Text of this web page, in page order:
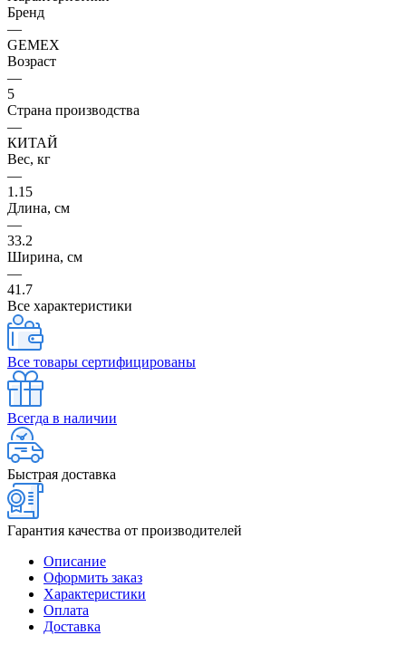
Бренд
—
GEMEX
Возраст
—
5
Страна производства
—
КИТАЙ
Вес, кг
—
1.15
Длина, см
—
33.2
Ширина, см
—
41.7
Все характеристики
Все товары сертифицированы
Всегда в наличии
Быстрая доставка
Гарантия качества от производителей
Описание
Оформить заказ
Характеристики
Оплата
Доставка